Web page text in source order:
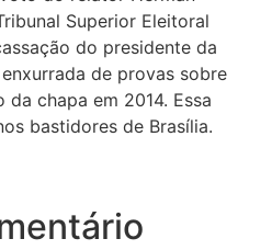
Superior Eleitoral
do presidente da
de provas sobre
chapa em 2014. Essa
bastidores de Brasília.